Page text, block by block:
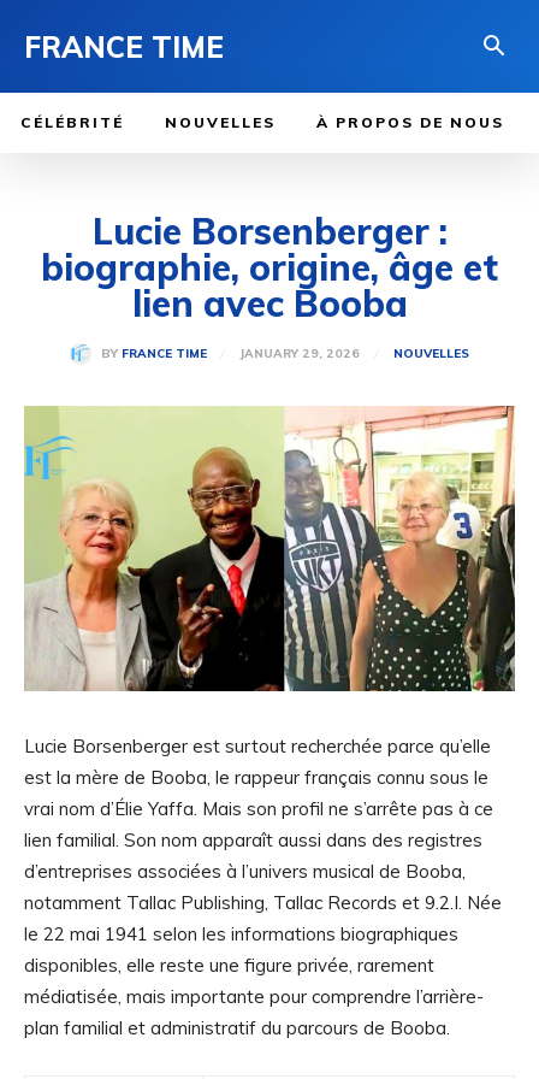
FRANCE TIME
CÉLÉBRITÉ NOUVELLES À PROPOS DE NOUS
Lucie Borsenberger :
biographie, origine, âge et
lien avec Booba
BY FRANCE TIME JANUARY 29, 2026 NOUVELLES
Lucie Borsenberger est surtout recherchée parce qu’elle
est la mère de Booba, le rappeur français connu sous le
vrai nom d’Élie Yaffa. Mais son profil ne s’arrête pas à ce
lien familial. Son nom apparaît aussi dans des registres
d’entreprises associées à l’univers musical de Booba,
notamment Tallac Publishing, Tallac Records et 9.2.I. Née
le 22 mai 1941 selon les informations biographiques
disponibles, elle reste une figure privée, rarement
médiatisée, mais importante pour comprendre l’arrière-
plan familial et administratif du parcours de Booba.